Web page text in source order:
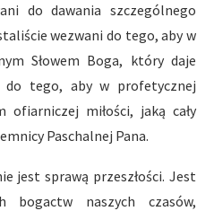
do dawania szczególnego
wezwani do tego, aby w
Słowem Boga, który daje
do tego, aby w profetycznej
ofiarniczej miłości, jaką cały
Paschalnej Pana.
jest sprawą przeszłości. Jest
bogactw naszych czasów,